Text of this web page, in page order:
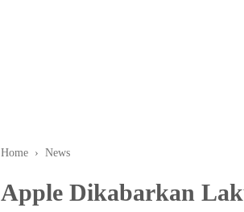
Home › News
Apple Dikabarkan